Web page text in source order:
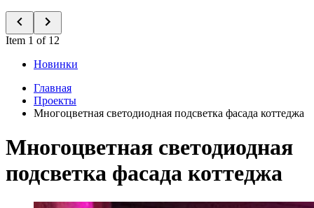
Item 1 of 12
Новинки
Главная
Проекты
Многоцветная светодиодная подсветка фасада коттеджа
Многоцветная светодиодная
подсветка фасада коттеджа